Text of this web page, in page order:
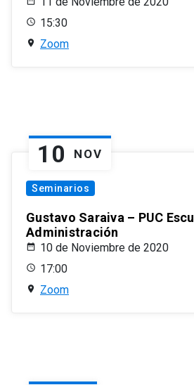
15:30
Zoom
10 NOV
Seminarios
Gustavo Saraiva – PUC
Administración
10 de Noviembre de 2020
17:00
Zoom